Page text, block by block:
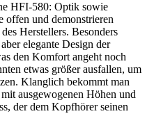
HFI-580: Optik sowie
offen und demonstrieren
Herstellers. Besonders
elegante Design der
den Komfort angeht noch
etwas größer ausfallen, um
Klanglich bekommt man
ausgewogenen Höhen und
der dem Kopfhörer seinen